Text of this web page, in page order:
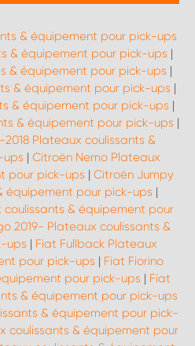
& équipement pour pick-ups
& équipement pour pick-ups |
& équipement pour pick-ups |
& équipement pour pick-ups |
& équipement pour pick-ups |
& équipement pour pick-ups |
Plateaux coulissants &
| Citroën Nemo Plateaux
pour pick-ups | Citroën Jumpy
équipement pour pick-ups |
& équipement pour
2019- Plateaux coulissants &
ups | Fiat Fullback Plateaux
pour pick-ups | Fiat Fiorino
pour pick-ups | Fiat
& équipement pour pick-ups
& équipement pour pick-
coulissants & équipement pour